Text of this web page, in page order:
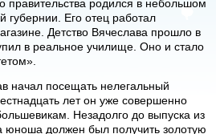
правительства родился в небольшом
губернии. Его отец работал
Детство Вячеслава прошло в
в реальное училище. Оно и стало
начал посещать нелегальный
лет он уже совершенно
Незадолго до выпуска из
юноша должен был получить золотую